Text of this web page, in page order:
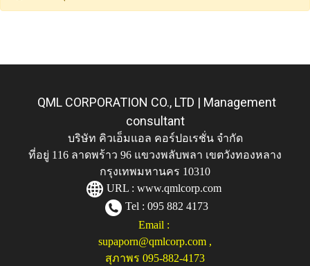
QML CORPORATION CO., LTD | Management
consultant
บริษัท คิวเอ็มแอล คอร์ปอเรชั่น จำกัด
ที่อยู่ 116 ลาดพร้าว 96 แขวงพลับพลา เขตวังทองหลาง
กรุงเทพมหานคร 10310
URL : www.qmlcorp.com
Tel : 095 882 4173
Email :
supaporn@qmlcorp.com ,
สุภาพร 095-882-4173